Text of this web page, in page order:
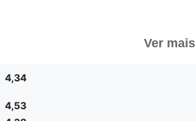
Ver mais
4,34
4,53